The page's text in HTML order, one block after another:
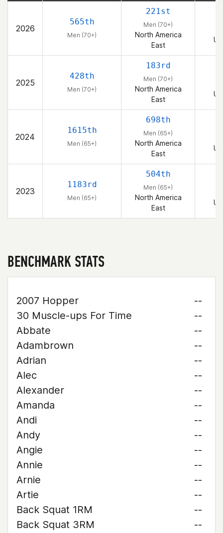
2026
565th
Men (70+)
221st
Men (70+)
North America
East
2025
428th
Men (70+)
183rd
Men (70+)
North America
East
2024
1615th
Men (65+)
698th
Men (65+)
North America
East
2023
1183rd
Men (65+)
504th
Men (65+)
North America
East
BENCHMARK STATS
2007 Hopper
--
30 Muscle-ups For Time
--
Abbate
--
Adambrown
--
Adrian
--
Alec
--
Alexander
--
Amanda
--
Andi
--
Andy
--
Angie
--
Annie
--
Arnie
--
Artie
--
Back Squat 1RM
--
Back Squat 3RM
--